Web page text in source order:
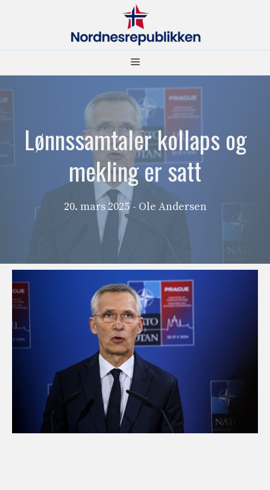
Meny
Lønnssamtaler kollaps og
mekling er satt
20. mars 2025 - Ole Andersen